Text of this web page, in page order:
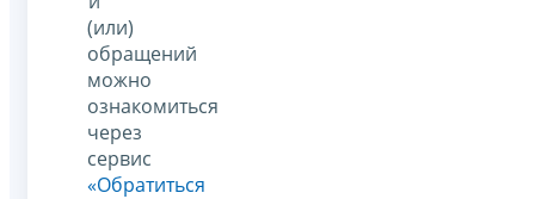
(или)
обращений
можно
ознакомиться
через
сервис
«Обратиться